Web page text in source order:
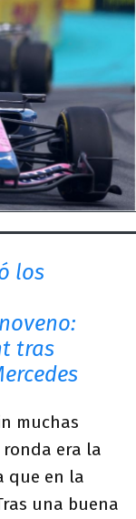
los
tras
muchas
ronda era la
que en la
una buena